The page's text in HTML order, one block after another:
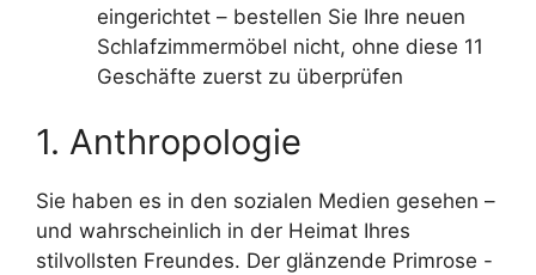
eingerichtet – bestellen Sie Ihre neuen
Schlafzimmermöbel nicht, ohne diese 11
Geschäfte zuerst zu überprüfen
1. Anthropologie
Sie haben es in den sozialen Medien gesehen –
und wahrscheinlich in der Heimat Ihres
stilvollsten Freundes. Der glänzende Primrose -